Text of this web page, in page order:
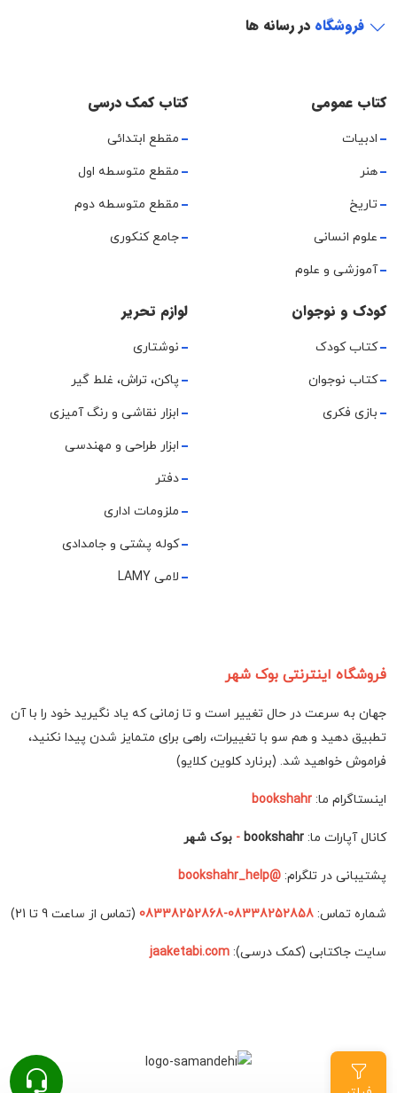
فروشگاه در رسانه ها
کتاب عمومی
ادبیات
هنر
تاریخ
علوم انسانی
آموزشی و علوم
کتاب کمک درسی
مقطع ابتدائی
مقطع متوسطه اول
مقطع متوسطه دوم
جامع کنکوری
کودک و نوجوان
کتاب کودک
کتاب نوجوان
بازی فکری
لوازم تحریر
نوشتاری
پاکن، تراش، غلط گیر
ابزار نقاشی و رنگ آمیزی
ابزار طراحی و مهندسی
دفتر
ملزومات اداری
کوله پشتی و جامدادی
لامی LAMY
فروشگاه اینترنتی بوک شهر
جهان به سرعت در حال تغییر است و تا زمانی که یاد نگیرید خود را با آن
تطبیق دهید و هم سو با تغییرات، راهی برای متمایز شدن پیدا نکنید،
فراموش خواهید شد. (برنارد کلوین کلایو)
اینستاگرام ما: bookshahr
کانال آپارات ما: bookshahr
- بوک شهر
پشتیبانی در تلگرام: @bookshahr_help
شماره تماس: 08338252858-08338252868 (تماس از ساعت 9 تا 21)
سایت جاکتابی (کمک درسی): jaaketabi.com